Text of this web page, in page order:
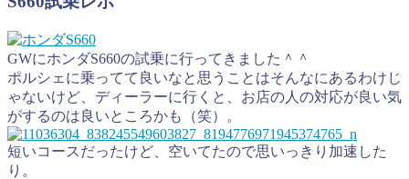
GWにホンダS660の試乗に行ってきました＾＾
ポルシェに乗ってて良いなと思うことはそんなにあるわけじ
ゃないけど、ディーラーに行くと、お店の人の対応が良い気
がするのは良いところかも（笑）。
短いコースだったけど、空いてたので思いっきり加速した
り。